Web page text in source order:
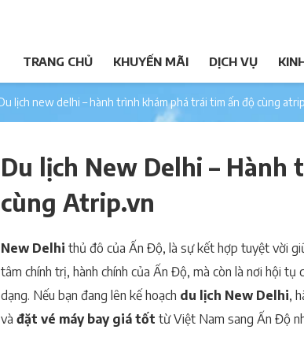
TRANG CHỦ KHUYẾN MÃI DỊCH VỤ
du lịch new delhi – hành trình khám phá trái tim ấn độ cùng
Du lịch New Delhi –
cùng Atrip.vn
New Delhi thủ đô của Ấn Độ, là sự kết hợp tuyệt vời
tâm chính trị, hành chính của Ấn Độ, mà còn là nơi hội
dạng. Nếu bạn đang lên kế hoạch du lịch New Delhi,
và đặt vé máy bay giá tốt từ Việt Nam sang Ấn Độ